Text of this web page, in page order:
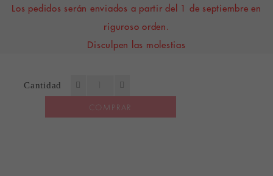
Los pedidos serán enviados a partir del 1 de septiembre en
riguroso orden.
Disculpen las molestias
Cantidad
COMPRAR